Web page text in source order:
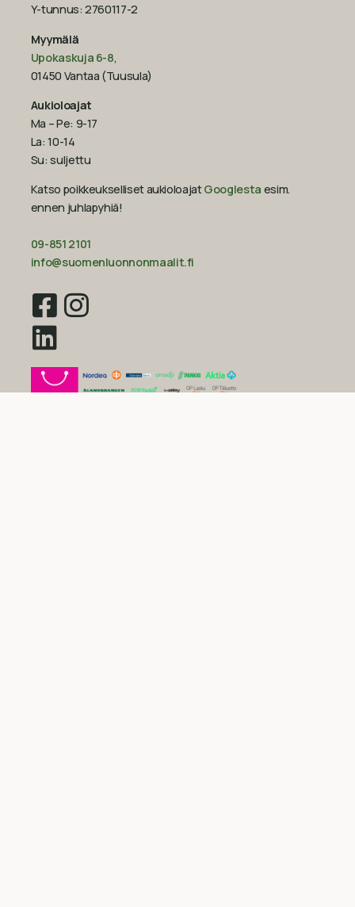
Y-tunnus: 2760117-2
Myymälä
Upokaskuja 6-8,
01450 Vantaa (Tuusula)
Aukioloajat
Ma – Pe: 9-17
La: 10-14
Su: suljettu
Katso poikkeukselliset aukioloajatGooglesta esim.
ennen juhlapyhiä!‍
09-851 2101
info@suomenluonnonmaalit.fi